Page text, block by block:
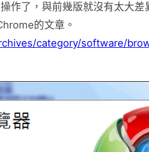
作了，與前幾版就沒有太大差
的文章。
category/software/